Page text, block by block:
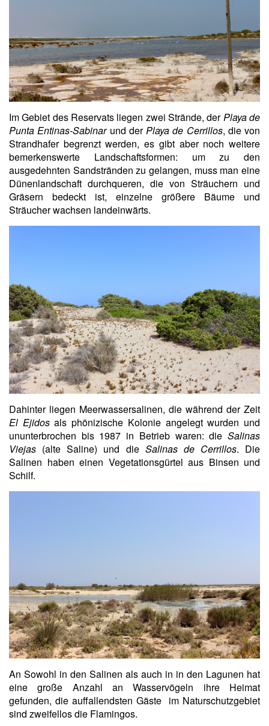
Im Gebiet des Reservats liegen zwei Strände, derPlaya de
Punta Entinas-Sabinarund derPlaya de Cerrillos, die von
Strandhafer begrenzt werden, es gibt aber noch weitere
bemerkenswerte Landschaftsformen: um zu den
ausgedehnten Sandstränden zu gelangen, muss man eine
Dünenlandschaft durchqueren, die von Sträuchern und
Gräsern bedeckt ist, einzelne größere Bäume und
Sträucher wachsen landeinwärts.
Dahinter liegen Meerwassersalinen, die während der Zeit
El Ejidosals phönizische Kolonie angelegt wurden und
ununterbrochen bis 1987 in Betrieb waren: die Salinas
Viejas (alte Saline) und die Salinas de Cerrillos. Die
Salinen haben einen Vegetationsgürtel aus Binsen und
Schilf.
An Sowohl in den Salinen als auch in in den Lagunen hat
eine große Anzahl an Wasservögeln ihre Heimat
gefunden, die auffallendsten Gäste im Naturschutzgebiet
sind zweifellos die Flamingos.